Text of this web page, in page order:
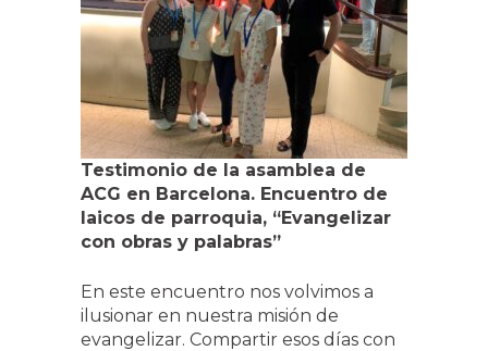
Testimonio de la asamblea de
ACG en Barcelona. Encuentro de
laicos de parroquia, “Evangelizar
con obras y palabras”
En este encuentro nos volvimos a
ilusionar en nuestra misión de
evangelizar. Compartir esos días con